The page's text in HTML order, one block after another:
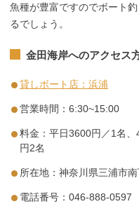
魚種が豊富ですのでボート
るでしょう。
金田海岸へのアクセス
貸しボート店：浜浦
営業時間：6:30~15:00
料金：平日3600円／1名
円2名
所在地：神奈川県三浦市
電話番号：046-888-0597